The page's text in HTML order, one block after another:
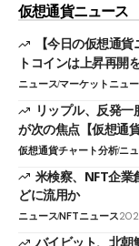
仮想通貨ニュース
【今日の仮想通
トコインは上昇再開
ニュースマーケットニュ
リップル、反発
が次の焦点【仮想通
仮想通貨チャート分析ニ
米検察、NFT企
どに流用か
ニュースNFTニュース
バイビット、北